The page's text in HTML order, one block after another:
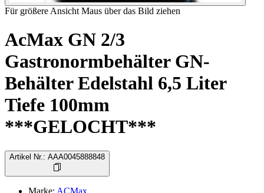
Für größere Ansicht Maus über das Bild ziehen
AcMax GN 2/3
Gastronormbehälter GN-
Behälter Edelstahl 6,5 Liter
Tiefe 100mm
***GELOCHT***
Artikel Nr. : AAA0045888848
Marke: ACMax